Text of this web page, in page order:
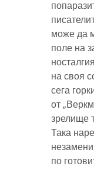
може да
поле на
на своя
сега
от
зрелище
Така
по